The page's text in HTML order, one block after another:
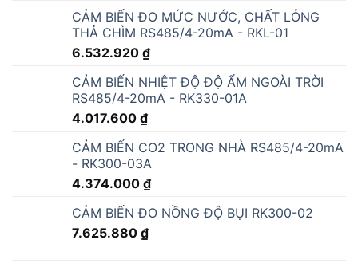
CẢM BIẾN ĐO MỨC NƯỚC, CHẤT LỎNG
THẢ CHÌM RS485/4-20mA - RKL-01
6.532.920 ₫
CẢM BIẾN NHIỆT ĐỘ ĐỘ ẨM NGOÀI TRỜI
RS485/4-20mA - RK330-01A
4.017.600 ₫
CẢM BIẾN CO2 TRONG NHÀ RS485/4-20mA
- RK300-03A
4.374.000 ₫
CẢM BIẾN ĐO NỒNG ĐỘ BỤI RK300-02
7.625.880 ₫